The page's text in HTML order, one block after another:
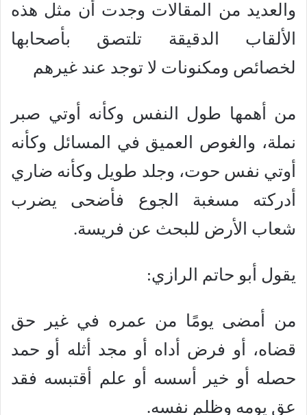
والعديد من المقالات وجدت أن مثل هذه
الألقاب الدقيقة تلتصق بأصحابها
لخصائص ومكنونات لا توجد عند غيرهم
من أهمها طول النفس وكأنه أوتي صبر
نملة، والغوص العميق في المسائل وكأنه
أوتي نفس حوت، وجلد طويل وكأنه ضاري
أدركته مسغبة الجوع فأضحى يضرب
شعاب الأرض للبحث عن فريسة.
يقول أبو حاتم الرازي:
من أمضى يومًا من عمره في غير حق
قضاه، أو فرض أداه أو مجد أثله أو حمد
حصله أو خير أسسه أو علم أقتبسه فقد
عق يومه وظلم نفسه.